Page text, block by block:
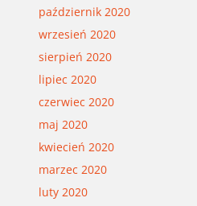
październik 2020
wrzesień 2020
sierpień 2020
lipiec 2020
czerwiec 2020
maj 2020
kwiecień 2020
marzec 2020
luty 2020